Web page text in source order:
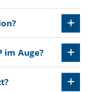
im Auge?